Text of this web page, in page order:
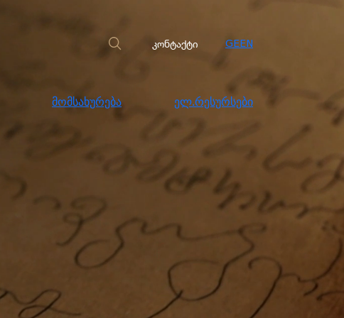
კონტაქტი GEEN
მომსახურება ელ.რესურსები